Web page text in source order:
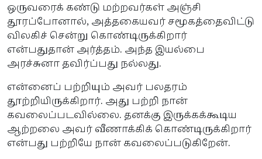
ஒருவரைக் கண்டு மற்றவர்கள் அஞ்சி
தூரப்போனால், அத்தகையவர் சமூகத்தைவிட்டு
விலகிச் சென்று கொண்டிருக்கிறார்
என்பதுதான் அர்த்தம். அந்த இயல்பை
அரச்சுனா தவிர்ப்பது நல்லது.
என்னைப் பற்றியும் அவர் பலதரம்
தூற்றியிருக்கிறார். அது பற்றி நான்
கவலைப்படவில்லை. தனக்கு இருக்கக்கூடிய
ஆற்றலை அவர் வீணாக்கிக் கொண்டிருக்கிறார்
என்பது பற்றியே நான் கவலைப்படுகிறேன்.